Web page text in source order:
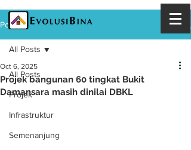
Post
All Posts
Projek
Infrastruktur
Semenanjung
All Posts
Projek bangunan 60 tingkat Bukit
Damansara masih dinilai DBKL
Oct 6, 2025